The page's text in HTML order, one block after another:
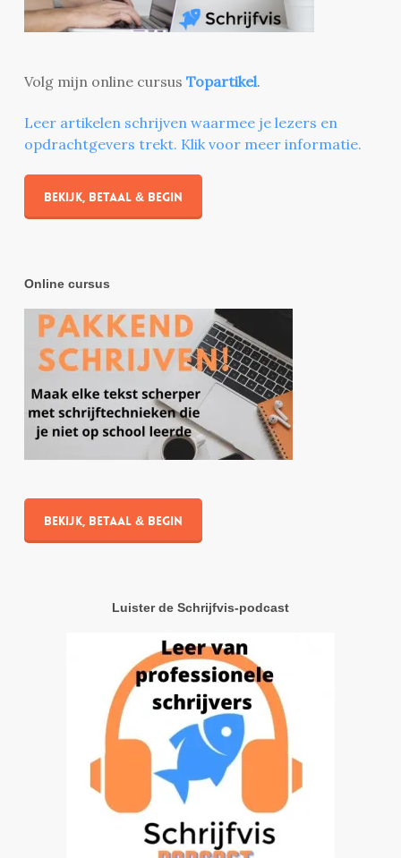
Volg mijn online cursus Topartikel.
Leer artikelen schrijven waarmee je lezers en
opdrachtgevers trekt. Klik voor meer informatie.
Bekijk, betaal & begin
Online cursus
Bekijk, betaal & begin
Luister de Schrijfvis-podcast